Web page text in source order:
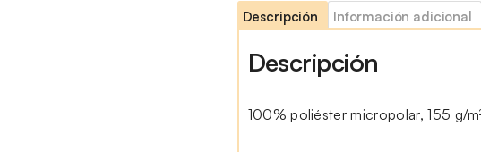
Descripción Información adicional
Descripción
100% poliéster micropolar, 155 g/